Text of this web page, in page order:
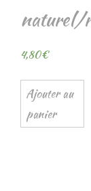
naturel/
4,80€
Ajouter au
panier